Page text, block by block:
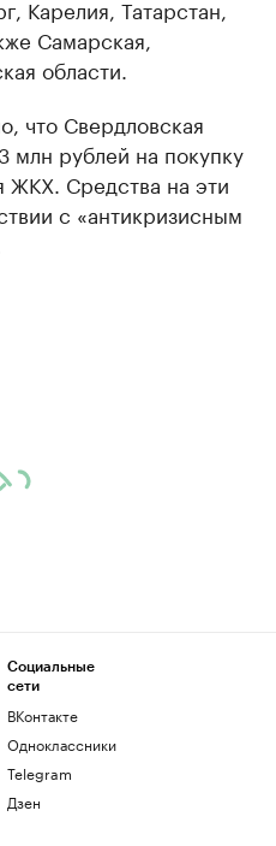
Карелия, Татарстан,
Самарская,
области.
что Свердловская
млн рублей на покупку
ЖКХ. Средства на эти
с «антикризисным
Социальные
сети
ВКонтакте
Одноклассники
Telegram
Дзен